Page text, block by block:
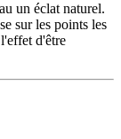
un éclat naturel.
sur les points les
d'être